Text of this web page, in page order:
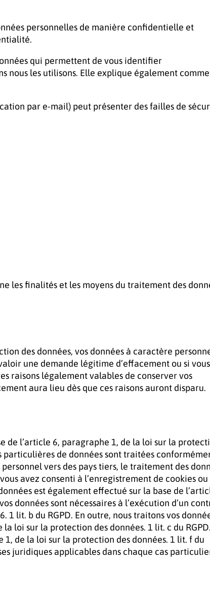
personnelles de manière confidentielle et
qui permettent de vous identifier
nous les utilisons. Elle explique également
par e-mail) peut présenter des failles de
les finalités et les moyens du traitement des
des données, vos données à caractère
une demande légitime d’effacement ou si vous
raisons légalement valables de conserver vos
aura lieu dès que ces raisons auront disparu.
de l’article 6, paragraphe 1, de la loi sur la
particulières de données sont traitées
vers des pays tiers, le traitement des
avez consenti à l’enregistrement de cookies ou
est également effectué sur la base de
données sont nécessaires à l’exécution d’un
lit. b du RGPD. En outre, nous traitons vos
loi sur la protection des données. 1 lit. c du
de la loi sur la protection des données. 1 lit. f du
juridiques applicables dans chaque cas